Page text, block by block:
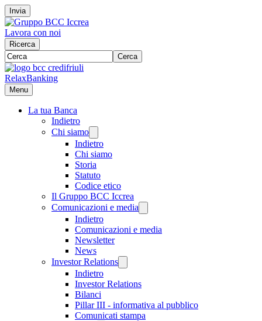
Invia
Lavora con noi
Ricerca
Cerca
RelaxBanking
Menu
La tua Banca
Indietro
Chi siamo
Indietro
Chi siamo
Storia
Statuto
Codice etico
Il Gruppo BCC Iccrea
Comunicazioni e media
Indietro
Comunicazioni e media
Newsletter
News
Investor Relations
Indietro
Investor Relations
Bilanci
Pillar III - informativa al pubblico
Comunicati stampa